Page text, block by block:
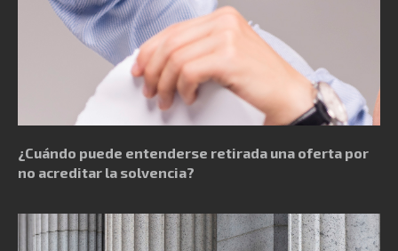
¿Cuándo puede entenderse retirada una oferta por
no acreditar la solvencia?